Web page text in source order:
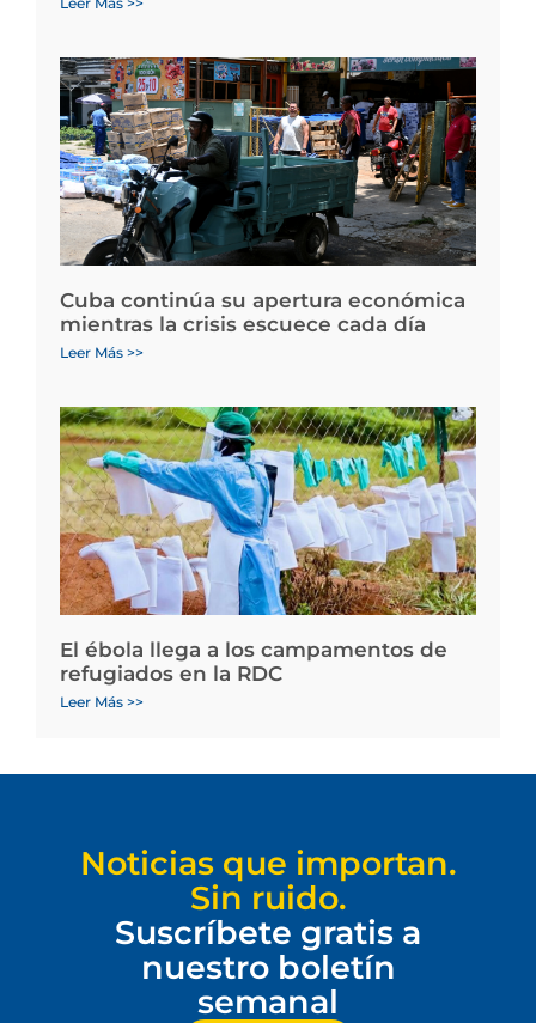
Cuba continúa su apertura económica
mientras la crisis escuece cada día
Leer Más >>
El ébola llega a los campamentos de
refugiados en la RDC
Leer Más >>
Noticias que importan.
Sin ruido.
Suscríbete gratis a
nuestro boletín
semanal